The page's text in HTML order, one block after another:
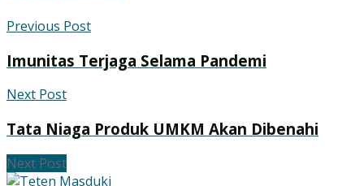
Previous Post
Imunitas Terjaga Selama Pandemi
Next Post
Tata Niaga Produk UMKM Akan Dibenahi
Next Post